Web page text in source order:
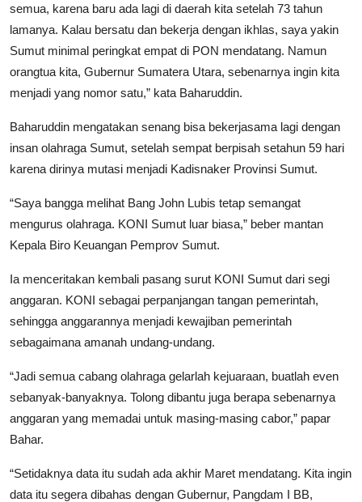
semua, karena baru ada lagi di daerah kita setelah 73 tahun
lamanya. Kalau bersatu dan bekerja dengan ikhlas, saya yakin
Sumut minimal peringkat empat di PON mendatang. Namun
orangtua kita, Gubernur Sumatera Utara, sebenarnya ingin kita
menjadi yang nomor satu,” kata Baharuddin.
Baharuddin mengatakan senang bisa bekerjasama lagi dengan
insan olahraga Sumut, setelah sempat berpisah setahun 59 hari
karena dirinya mutasi menjadi Kadisnaker Provinsi Sumut.
“Saya bangga melihat Bang John Lubis tetap semangat
mengurus olahraga. KONI Sumut luar biasa,” beber mantan
Kepala Biro Keuangan Pemprov Sumut.
Ia menceritakan kembali pasang surut KONI Sumut dari segi
anggaran. KONI sebagai perpanjangan tangan pemerintah,
sehingga anggarannya menjadi kewajiban pemerintah
sebagaimana amanah undang-undang.
“Jadi semua cabang olahraga gelarlah kejuaraan, buatlah even
sebanyak-banyaknya. Tolong dibantu juga berapa sebenarnya
anggaran yang memadai untuk masing-masing cabor,” papar
Bahar.
“Setidaknya data itu sudah ada akhir Maret mendatang. Kita ingin
data itu segera dibahas dengan Gubernur, Pangdam I BB,